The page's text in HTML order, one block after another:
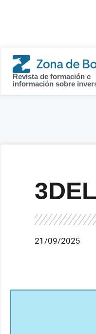
Revista de formación e
información sobre
21/09/2025